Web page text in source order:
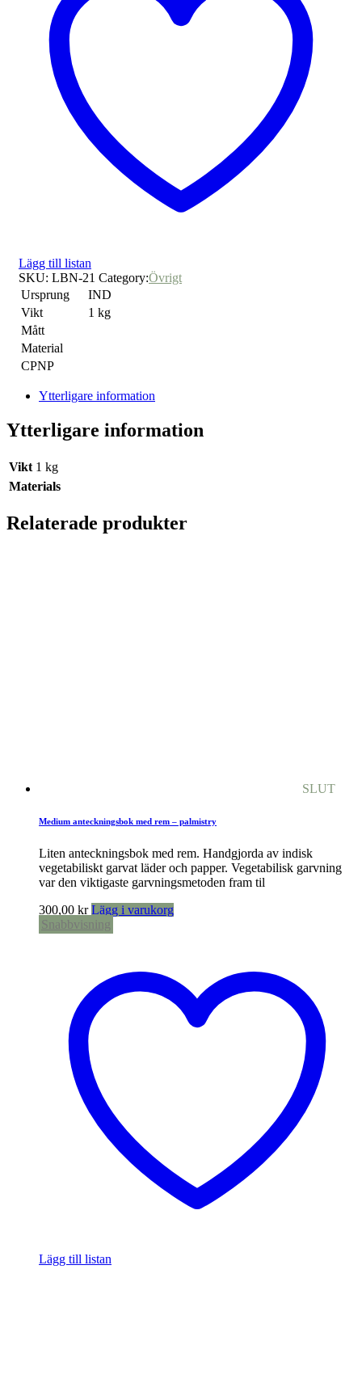
Lägg till listan
SKU: LBN-21 Category:Övrigt
Ursprung
IND
Vikt
1 kg
Mått
Material
CPNP
Ytterligare information
Ytterligare information
Vikt 1 kg
Materials
Relaterade produkter
SLUT
Medium anteckningsbok med rem – palmistry
Liten anteckningsbok med rem. Handgjorda av indisk
vegetabiliskt garvat läder och papper. Vegetabilisk garvning
var den viktigaste garvningsmetoden fram til
300,00 kr Lägg i varukorg
Snabbvisning
Lägg till listan